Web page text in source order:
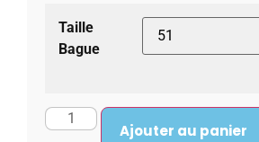
Taille
Bague
Ajouter au panier